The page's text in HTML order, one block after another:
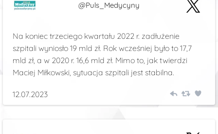
@Puls_Medycyny
Na koniec trzeciego kwartału 2022 r. zadłużenie
szpitali wyniosło 19 mld zł. Rok wcześniej było to 17,7
mld zł, a w 2020 r. 16,6 mld zł. Mimo to, jak twierdzi
Maciej Miłkowski, sytuacja szpitali jest stabilna.
12.07.2023